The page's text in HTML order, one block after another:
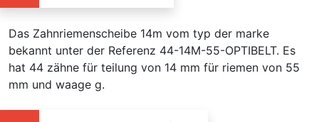
Das Zahnriemenscheibe 14m vom typ der marke
bekannt unter der Referenz 44-14M-55-OPTIBELT. Es
hat 44 zähne für teilung von 14 mm für riemen von 55
mm und waage g.